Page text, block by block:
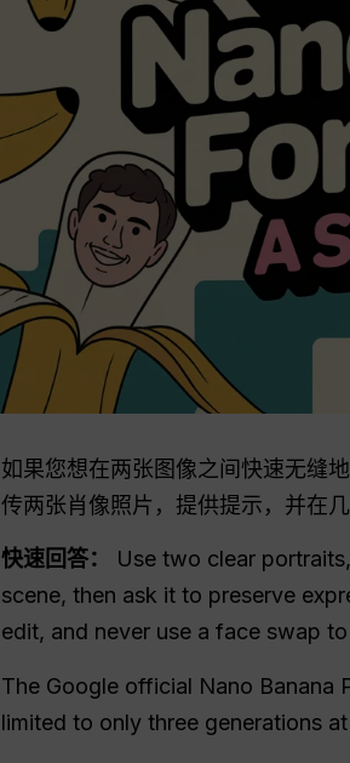
如果您想在两张图像之间快速无缝
传两张肖像照片，提供提示，并在
快速回答：
Use two clear
scene, then ask it to preserve
edit, and never use a face swap
The Google official Nano
limited to only three generations